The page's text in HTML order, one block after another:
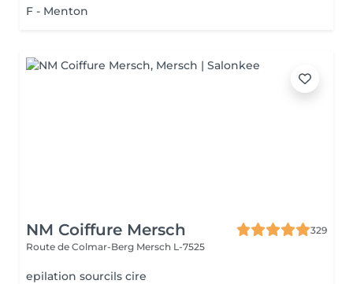
F - Menton
NM Coiffure Mersch
329
Route de Colmar-Berg Mersch L-7525
epilation sourcils cire